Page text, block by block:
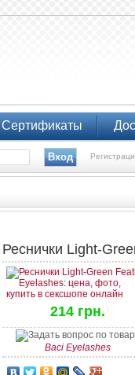
Сертификаты
Реснички Light-
214 грн.
Baci Eyelashes